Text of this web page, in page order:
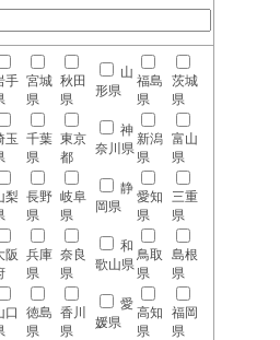
手 宮城
県
秋田
県
山
形県
福島
県
茨城
県
玉 千葉
県
東京
都
神
奈川県
新潟
県
富山
県
梨 長野
県
岐阜
県
静
岡県
愛知
県
三重
県
阪
兵庫
県
奈良
県
和
歌山県
鳥取
県
島根
県
口
徳島
県
香川
県
愛
媛県
高知
県
福岡
県